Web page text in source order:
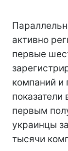
активно
первые
компаний и
первым
украинцы
тысячи